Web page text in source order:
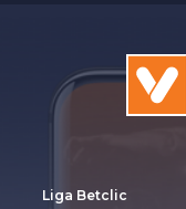
Liga Betclic